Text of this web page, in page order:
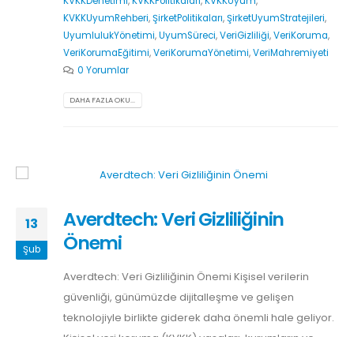
KVKKUyumRehberi,ŞirketPolitikaları,ŞirketUyumStratejileri,
UyumlulukYönetimi,UyumSüreci,VeriGizliliği,VeriKoruma,
VeriKorumaEğitimi,VeriKorumaYönetimi,VeriMahremiyeti
0 Yorumlar
DAHA FAZLA OKU...
13
Şub
Averdtech: Veri Gizliliğinin
Önemi
Averdtech: Veri Gizliliğinin Önemi Kişisel verilerin
güvenliği, günümüzde dijitalleşme ve gelişen
teknolojiyle birlikte giderek daha önemli hale geliyor.